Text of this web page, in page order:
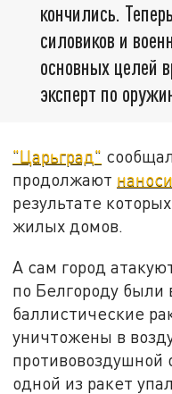
кончились.
силовиков и
основных целей
эксперт по
"Царьград"
продолжают
результате
жилых домов.
А сам город
по Белгороду
баллистические
уничтожены в
противовоздушной
одной из ракет